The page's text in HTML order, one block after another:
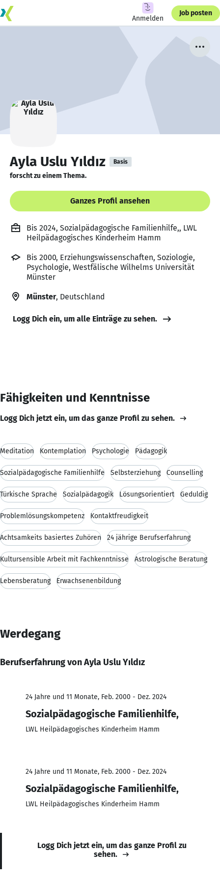
Anmelden
Job posten
Ayla Uslu Yıldız Basis
forscht zu einem Thema.
Ganzes Profil ansehen
Bis 2024, Sozialpädagogische Familienhilfe,, LWL
Heilpädagogisches Kinderheim Hamm
Bis 2000, Erziehungswissenschaften, Soziologie,
Psychologie, Westfälische Wilhelms Universität
Münster
Münster, Deutschland
Logg Dich ein, um alle Einträge zu sehen.
Fähigkeiten und Kenntnisse
Logg Dich jetzt ein, um das ganze Profil zu sehen.
Meditation Kontemplation Psychologie Pädagogik
Sozialpädagogische Familienhilfe Selbsterziehung Counselling
Türkische Sprache Sozialpädagogik Lösungsorientiert Geduldig
Problemlösungskompetenz Kontaktfreudigkeit
Achtsamkeits basiertes Zuhören 24 jährige Berufserfahrung
Kultursensible Arbeit mit Fachkenntnisse Astrologische Beratung
Lebensberatung Erwachsenenbildung
Werdegang
Berufserfahrung von Ayla Uslu Yıldız
24 Jahre und 11 Monate, Feb. 2000 - Dez. 2024
Sozialpädagogische Familienhilfe,
LWL Heilpädagogisches Kinderheim Hamm
24 Jahre und 11 Monate, Feb. 2000 - Dez. 2024
Sozialpädagogische Familienhilfe,
LWL Heilpädagogisches Kinderheim Hamm
Logg Dich jetzt ein, um das ganze Profil zu
sehen.